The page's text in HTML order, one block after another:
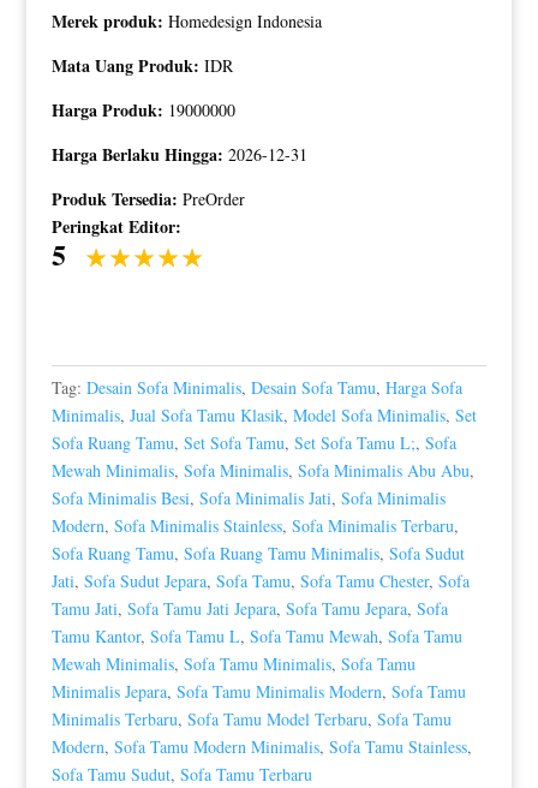
Merek produk: Homedesign Indonesia
Mata Uang Produk: IDR
Harga Produk: 19000000
Harga Berlaku Hingga: 2026-12-31
Produk Tersedia: PreOrder
Peringkat Editor:
5
Tag: Desain Sofa Minimalis, Desain Sofa Tamu, Harga Sofa
Minimalis, Jual Sofa Tamu Klasik, Model Sofa Minimalis, Set
Sofa Ruang Tamu, Set Sofa Tamu, Set Sofa Tamu L;, Sofa
Mewah Minimalis, Sofa Minimalis, Sofa Minimalis Abu Abu,
Sofa Minimalis Besi, Sofa Minimalis Jati, Sofa Minimalis
Modern, Sofa Minimalis Stainless, Sofa Minimalis Terbaru,
Sofa Ruang Tamu, Sofa Ruang Tamu Minimalis, Sofa Sudut
Jati, Sofa Sudut Jepara, Sofa Tamu, Sofa Tamu Chester, Sofa
Tamu Jati, Sofa Tamu Jati Jepara, Sofa Tamu Jepara, Sofa
Tamu Kantor, Sofa Tamu L, Sofa Tamu Mewah, Sofa Tamu
Mewah Minimalis, Sofa Tamu Minimalis, Sofa Tamu
Minimalis Jepara, Sofa Tamu Minimalis Modern, Sofa Tamu
Minimalis Terbaru, Sofa Tamu Model Terbaru, Sofa Tamu
Modern, Sofa Tamu Modern Minimalis, Sofa Tamu Stainless,
Sofa Tamu Sudut, Sofa Tamu Terbaru